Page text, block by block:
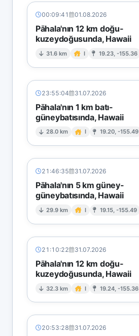
00:09:41 01.08.2026
Pāhala'nın 12 km doğu-
kuzeydoğusunda, Hawaii
31.6 km I 19.23, -155.36
23:55:04 31.07.2026
Pāhala'nın 1 km batı-
güneybatısında, Hawaii
28.0 km I 19.20, -155.49
21:46:35 31.07.2026
Pāhala'nın 5 km güney-
güneybatısında, Hawaii
29.9 km I 19.15, -155.49
21:10:22 31.07.2026
Pāhala'nın 12 km doğu-
kuzeydoğusunda, Hawaii
32.3 km I 19.24, -155.36
20:53:28 31.07.2026